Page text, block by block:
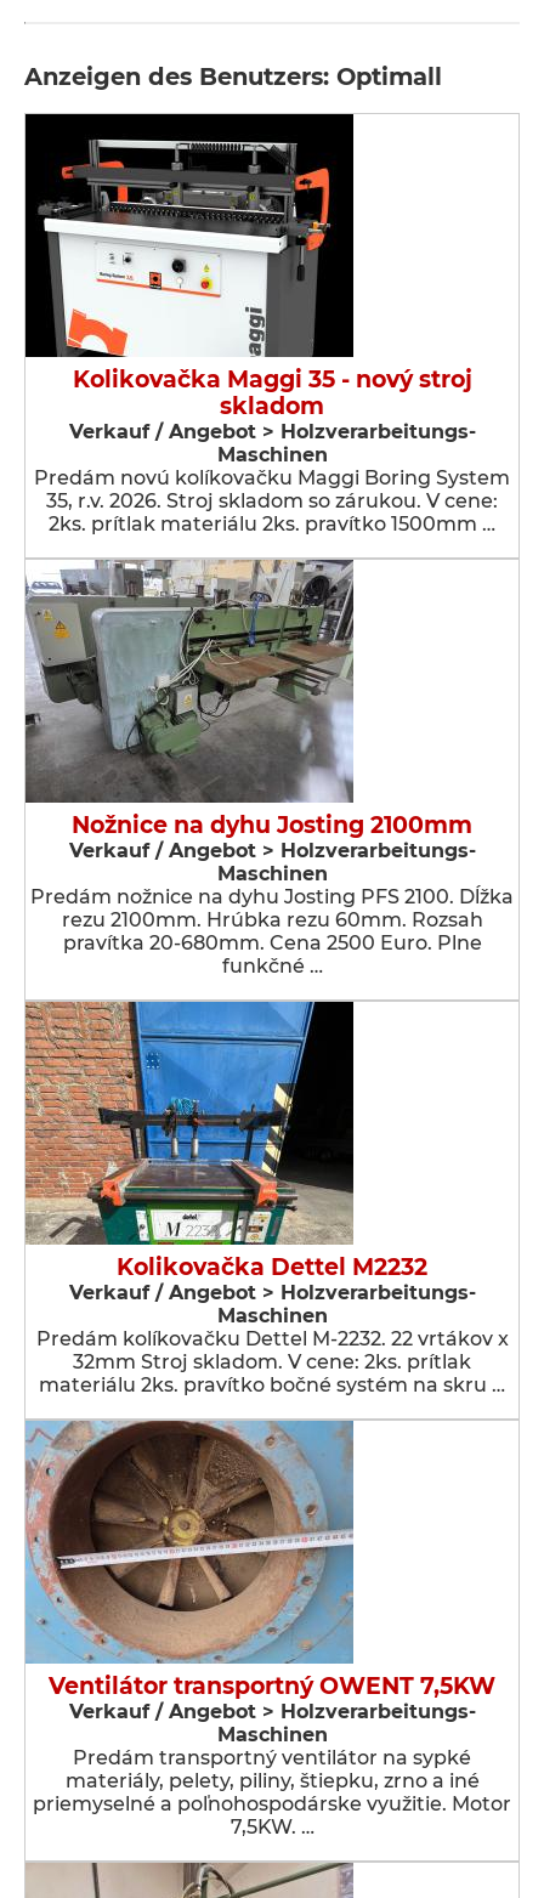
Anzeigen des Benutzers: Optimall
Kolikovačka Maggi 35 - nový stroj
skladom
Verkauf / Angebot > Holzverarbeitungs-
Maschinen
Predám novú kolíkovačku Maggi Boring System
35, r.v. 2026. Stroj skladom so zárukou. V cene:
2ks. prítlak materiálu 2ks. pravítko 1500mm …
Nožnice na dyhu Josting 2100mm
Verkauf / Angebot > Holzverarbeitungs-
Maschinen
Predám nožnice na dyhu Josting PFS 2100. Dĺžka
rezu 2100mm. Hrúbka rezu 60mm. Rozsah
pravítka 20-680mm. Cena 2500 Euro. Plne
funkčné …
Kolikovačka Dettel M2232
Verkauf / Angebot > Holzverarbeitungs-
Maschinen
Predám kolíkovačku Dettel M-2232. 22 vrtákov x
32mm Stroj skladom. V cene: 2ks. prítlak
materiálu 2ks. pravítko bočné systém na skru …
Ventilátor transportný OWENT 7,5KW
Verkauf / Angebot > Holzverarbeitungs-
Maschinen
Predám transportný ventilátor na sypké
materiály, pelety, piliny, štiepku, zrno a iné
priemyselné a poľnohospodárske využitie. Motor
7,5KW. …